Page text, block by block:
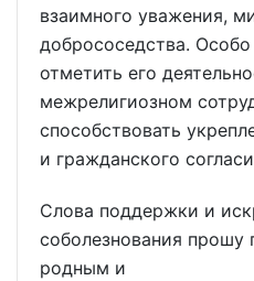
взаимного уважения,
добрососедства.
отметить его
межрелигиозном
способствовать
и гражданского
Слова поддержки и
соболезнования прошу
родным и